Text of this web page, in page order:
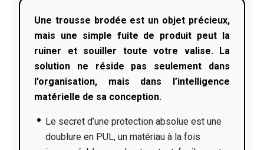
Une trousse brodée est un objet précieux,
mais une simple fuite de produit peut la
ruiner et souiller toute votre valise. La
solution ne réside pas seulement dans
l’organisation, mais dans l’intelligence
matérielle de sa conception.
Le secret d’une protection absolue est une
doublure en PUL, un matériau à la fois